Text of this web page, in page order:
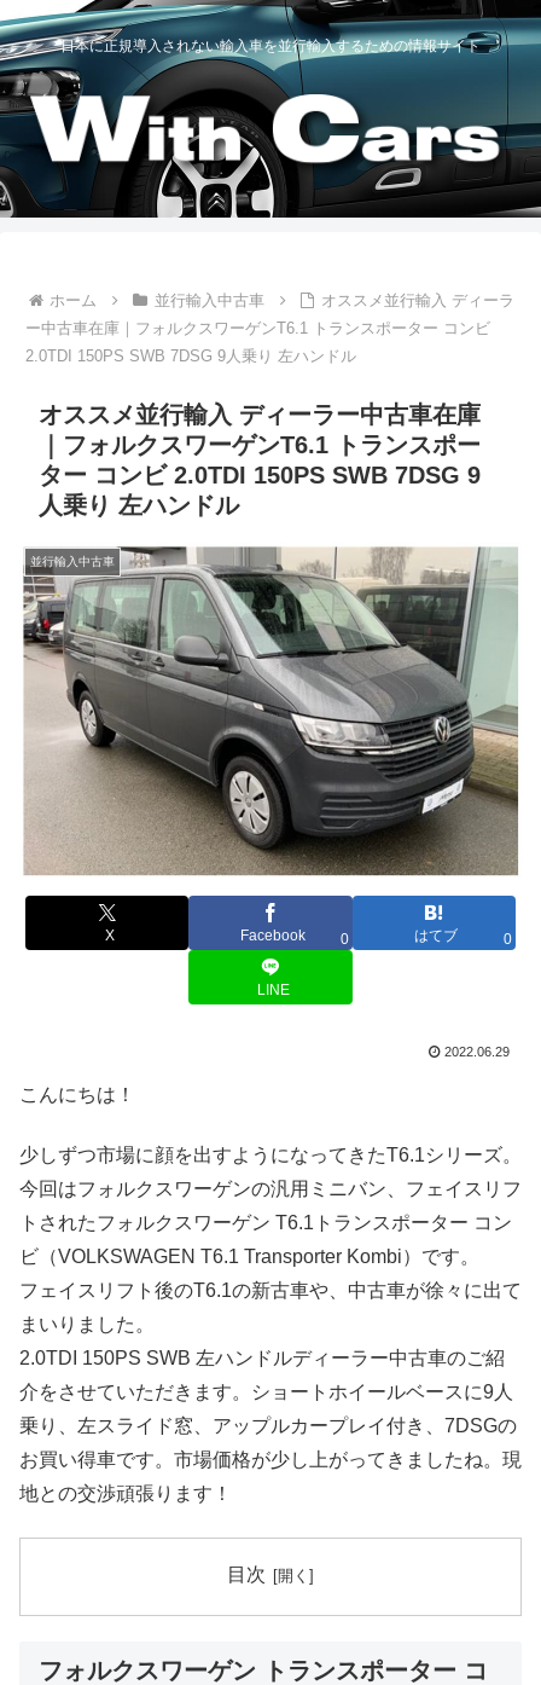
日本に正規導入されない輸入車を並行輸入するための情報サイト
ホーム 並行輸入中古車
オススメ並行輸入 ディーラ
ー中古車在庫｜フォルクスワーゲンT6.1 トランスポーター コンビ
2.0TDI 150PS SWB 7DSG 9人乗り 左ハンドル
オススメ並行輸入 ディーラー中古車在庫
｜フォルクスワーゲンT6.1 トランスポー
ター コンビ 2.0TDI 150PS SWB 7DSG 9
人乗り 左ハンドル
並行輸入中古車
X Facebook 0 はてブ 0
LINE
2022.06.29
こんにちは！
少しずつ市場に顔を出すようになってきたT6.1シリーズ。
今回はフォルクスワーゲンの汎用ミニバン、フェイスリフ
トされたフォルクスワーゲン T6.1トランスポーター コン
ビ（VOLKSWAGEN T6.1 Transporter Kombi）です。
フェイスリフト後のT6.1の新古車や、中古車が徐々に出て
まいりました。
2.0TDI 150PS SWB 左ハンドルディーラー中古車のご紹
介をさせていただきます。ショートホイールベースに9人
乗り、左スライド窓、アップルカープレイ付き、7DSGの
お買い得車です。市場価格が少し上がってきましたね。現
地との交渉頑張ります！
目次
フォルクスワーゲン トランスポーター コ